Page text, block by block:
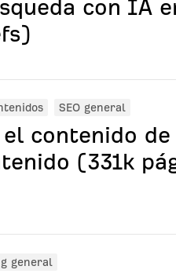
con IA
SEO general
contenido de
(331k
general